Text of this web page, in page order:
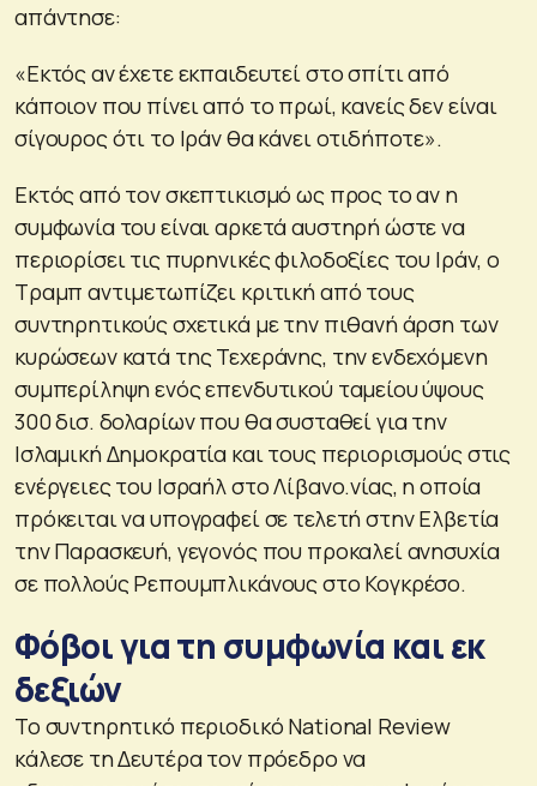
απάντησε:
«Εκτός αν έχετε εκπαιδευτεί στο σπίτι από
κάποιον που πίνει από το πρωί, κανείς δεν είναι
σίγουρος ότι το Ιράν θα κάνει οτιδήποτε».
Εκτός από τον σκεπτικισμό ως προς το αν η
συμφωνία του είναι αρκετά αυστηρή ώστε να
περιορίσει τις πυρηνικές φιλοδοξίες του Ιράν, ο
Τραμπ αντιμετωπίζει κριτική από τους
συντηρητικούς σχετικά με την πιθανή άρση των
κυρώσεων κατά της Τεχεράνης, την ενδεχόμενη
συμπερίληψη ενός επενδυτικού ταμείου ύψους
300 δισ. δολαρίων που θα συσταθεί για την
Ισλαμική Δημοκρατία και τους περιορισμούς στις
ενέργειες του Ισραήλ στο Λίβανο.νίας, η οποία
πρόκειται να υπογραφεί σε τελετή στην Ελβετία
την Παρασκευή, γεγονός που προκαλεί ανησυχία
σε πολλούς Ρεπουμπλικάνους στο Κογκρέσο.
Φόβοι για τη συμφωνία και εκ
δεξιών
Το συντηρητικό περιοδικό National Review
κάλεσε τη Δευτέρα τον πρόεδρο να